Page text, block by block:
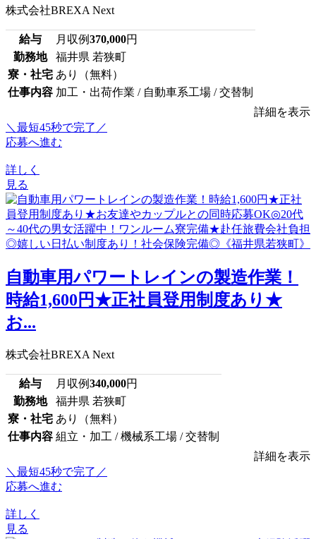
株式会社BREXA Next
給与 月収例370,000円
勤務地
福井県 若狭町
寮・社宅 あり（無料）
仕事内容 加工・出荷作業 / 自動車系工場 / 交替制
詳細を表示
＼最短45秒で完了／
応募へ進む
詳しく
見る
⾃動⾞⽤パワートレインの製造作業！
時給1,600円★正社員登用制度あり★
お...
株式会社BREXA Next
給与 月収例340,000円
勤務地
福井県 若狭町
寮・社宅 あり（無料）
仕事内容 組立・加工 / 機械系工場 / 交替制
詳細を表示
＼最短45秒で完了／
応募へ進む
詳しく
見る